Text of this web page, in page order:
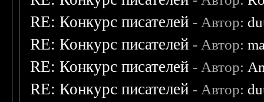
RE: Конкурс писателей - Автор:
RE: Конкурс писателей - Автор:
RE: Конкурс писателей - Автор:
RE: Конкурс писателей - Автор: